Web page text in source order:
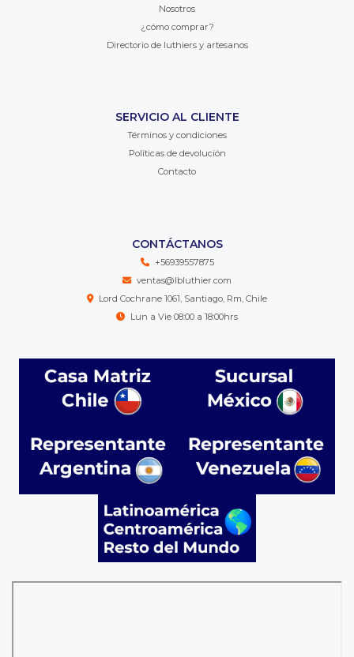
Nosotros
¿cómo comprar?
Directorio de luthiers y artesanos
SERVICIO AL CLIENTE
Términos y condiciones
Políticas de devolución
Contacto
CONTÁCTANOS
+56939557875
ventas@lbluthier.com
Lord Cochrane 1061, Santiago, Rm, Chile
Lun a Vie 08:00 a 18:00hrs